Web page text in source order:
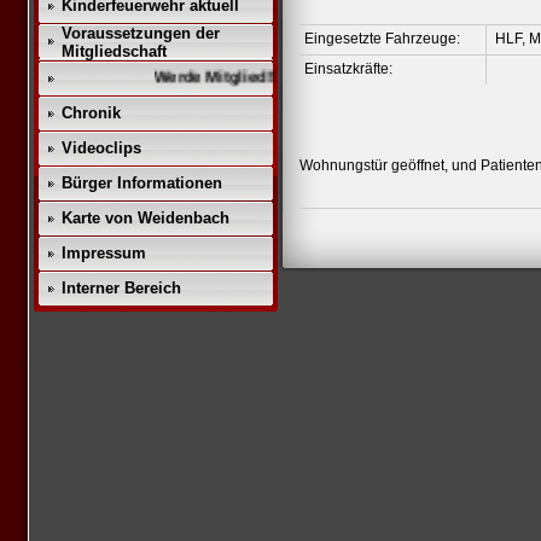
Kinderfeuerwehr aktuell
Voraussetzungen der
Mitgliedschaft
Werde Mitglied!!
Chronik
Videoclips
Bürger Informationen
Karte von Weidenbach
Impressum
Interner Bereich
Eingesetzte Fahrzeuge:
HLF,
Einsatzkräfte:
Wohnungstür geöffnet, und